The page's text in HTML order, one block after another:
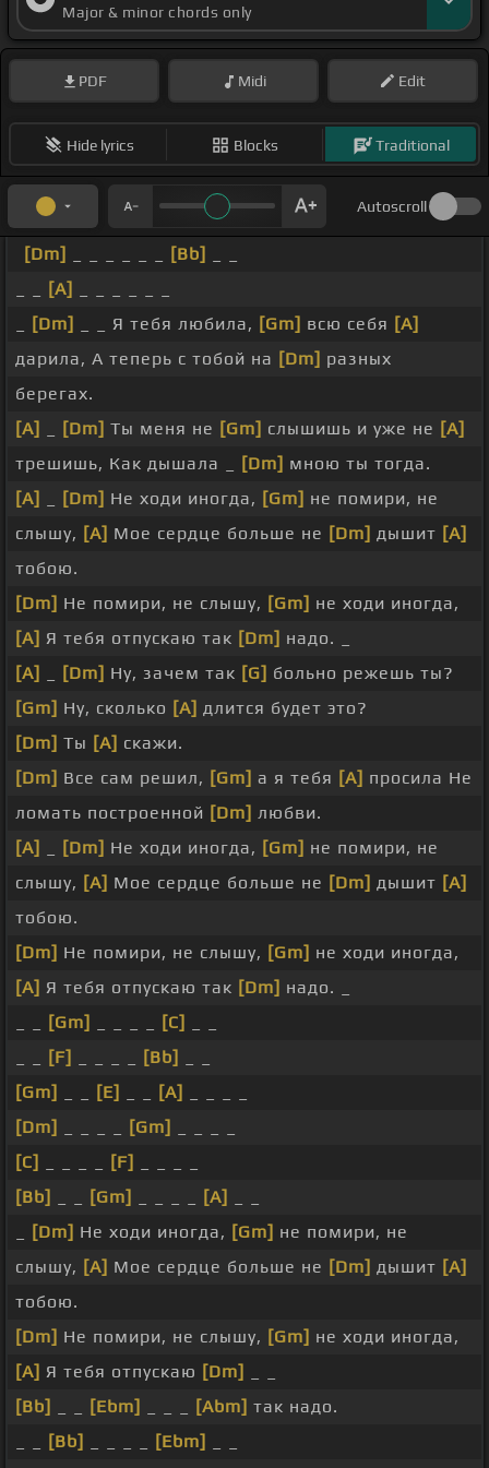
Major & minor chords only
PDF Midi Edit
Hide lyrics Blocks Traditional
Autoscroll
[Dm] [Bb]
[A]
[Dm] _ _ Я тебя любила, [Gm] всю себя [A]
дарила, А теперь с тобой на [Dm] разных
берегах.
[A]
[Dm] Ты меня не [Gm] слышишь и уже не [A]
трешишь, Как дышала _
[Dm] мною ты тогда.
[A]
[Dm] Не ходи иногда, [Gm] не помири, не
слышу, [A] Мое сердце больше не [Dm] дышит [A]
тобою.
[Dm] Не помири, не слышу, [Gm] не ходи иногда,
[A] Я тебя отпускаю так [Dm] надо. _
[A]
[Dm] Ну, зачем так [G] больно режешь ты?
[Gm] Ну, сколько [A] длится будет это?
[Dm] Ты [A] скажи.
[Dm] Все сам решил, [Gm] а я тебя [A] просила Не
ломать построенной [Dm] любви.
[A]
[Dm] Не ходи иногда, [Gm] не помири, не
слышу, [A] Мое сердце больше не [Dm] дышит [A]
тобою.
[Dm] Не помири, не слышу, [Gm] не ходи иногда,
[A] Я тебя отпускаю так [Dm] надо. _
[Gm] [C]
[F] [Bb]
[Gm]
[E] [A]
[Dm]
[Gm]
[C]
[F]
[Bb]
[Gm] [A]
[Dm] Не ходи иногда, [Gm] не помири, не
слышу, [A] Мое сердце больше не [Dm] дышит [A]
тобою.
[Dm] Не помири, не слышу, [Gm] не ходи иногда,
[A] Я тебя отпускаю [Dm]
[Bb]
[Ebm] [Abm] так надо.
[Bb] [Ebm]